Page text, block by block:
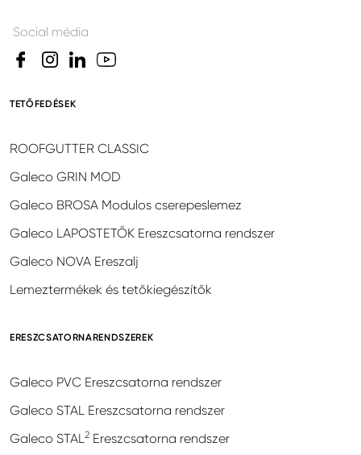
Social média
TETŐFEDÉSEK
ROOFGUTTER CLASSIC
Galeco GRIN MOD
Galeco BROSA Modulos cserepeslemez
Galeco LAPOSTETŐK Ereszcsatorna rendszer
Galeco NOVA Ereszalj
Lemeztermékek és tetőkiegészítők
ERESZCSATORNARENDSZEREK
Galeco PVC Ereszcsatorna rendszer
Galeco STAL Ereszcsatorna rendszer
Galeco STAL2 Ereszcsatorna rendszer